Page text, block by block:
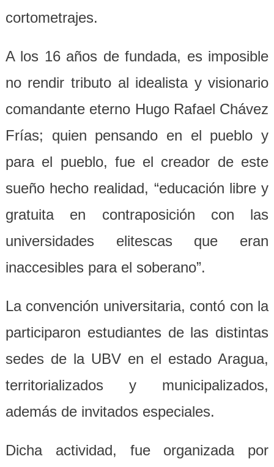
cortometrajes.
A los 16 años de fundada, es imposible
no rendir tributo al idealista y visionario
comandante eterno Hugo Rafael Chávez
Frías; quien pensando en el pueblo y
para el pueblo, fue el creador de este
sueño hecho realidad, “educación libre y
gratuita en contraposición con las
universidades elitescas que eran
inaccesibles para el soberano”.
La convención universitaria, contó con la
participaron estudiantes de las distintas
sedes de la UBV en el estado Aragua,
territorializados y municipalizados,
además de invitados especiales.
Dicha actividad, fue organizada por